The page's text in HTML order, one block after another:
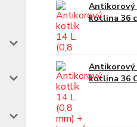
Antikorový
kotlina 36
Antikorový
kotlina 36